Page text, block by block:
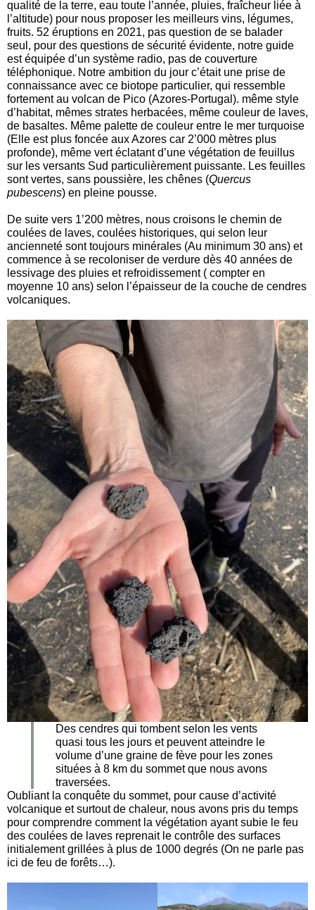
qualité de la terre, eau toute l’année, pluies, fraîcheur liée à
l’altitude) pour nous proposer les meilleurs vins, légumes,
fruits. 52 éruptions en 2021, pas question de se balader
seul, pour des questions de sécurité évidente, notre guide
est équipée d’un système radio, pas de couverture
téléphonique. Notre ambition du jour c’était une prise de
connaissance avec ce biotope particulier, qui ressemble
fortement au volcan de Pico (Azores-Portugal). même style
d’habitat, mêmes strates herbacées, même couleur de laves,
de basaltes. Même palette de couleur entre le mer turquoise
(Elle est plus foncée aux Azores car 2’000 mètres plus
profonde), même vert éclatant d’une végétation de feuillus
sur les versants Sud particulièrement puissante. Les feuilles
sont vertes, sans poussière, les chênes (Quercus
pubescens) en pleine pousse.
De suite vers 1’200 mètres, nous croisons le chemin de
coulées de laves, coulées historiques, qui selon leur
ancienneté sont toujours minérales (Au minimum 30 ans) et
commence à se recoloniser de verdure dès 40 années de
lessivage des pluies et refroidissement ( compter en
moyenne 10 ans) selon l’épaisseur de la couche de cendres
volcaniques.
Des cendres qui tombent selon les vents
quasi tous les jours et peuvent atteindre le
volume d’une graine de fève pour les zones
situées à 8 km du sommet que nous avons
traversées.
Oubliant la conquête du sommet, pour cause d’activité
volcanique et surtout de chaleur, nous avons pris du temps
pour comprendre comment la végétation ayant subie le feu
des coulées de laves reprenait le contrôle des surfaces
initialement grillées à plus de 1000 degrés (On ne parle pas
ici de feu de forêts…).